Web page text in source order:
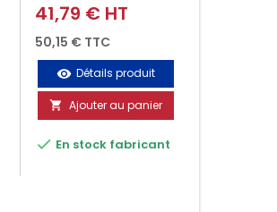
Prix
41,79 € HT
50,15 € TTC
visibility Détails produit
 Ajouter au panier
 En stock fabricant